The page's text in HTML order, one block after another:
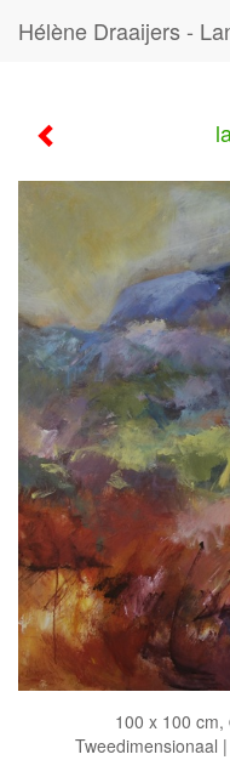
Hélène Draaijers -
100 x 100
Tweedimensionaal